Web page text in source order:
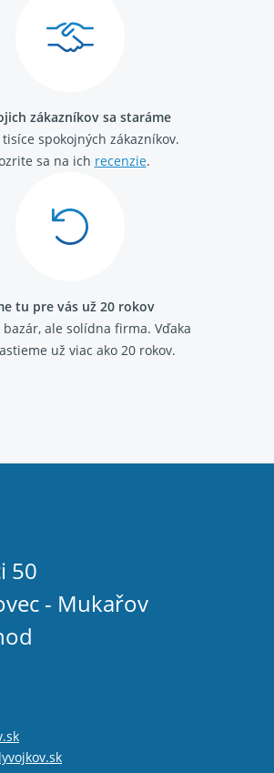
zákazníkov sa staráme
spokojných zákazníkov.
sa na ich recenzie.
tu pre vás už 20 rokov
bazár, ale solídna firma. Vďaka
už viac ako 20 rokov.
50
- Mukařov